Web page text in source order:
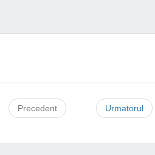
Precedent Urmatorul